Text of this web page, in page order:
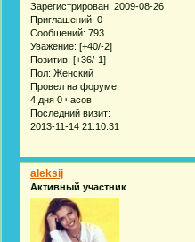
Зарегистрирован: 2009-08-26
Приглашений: 0
Сообщений: 793
Уважение: [+40/-2]
Позитив: [+36/-1]
Пол: Женский
Провел на форуме:
4 дня 0 часов
Последний визит:
2013-11-14 21:10:31
aleksij
Активный участник